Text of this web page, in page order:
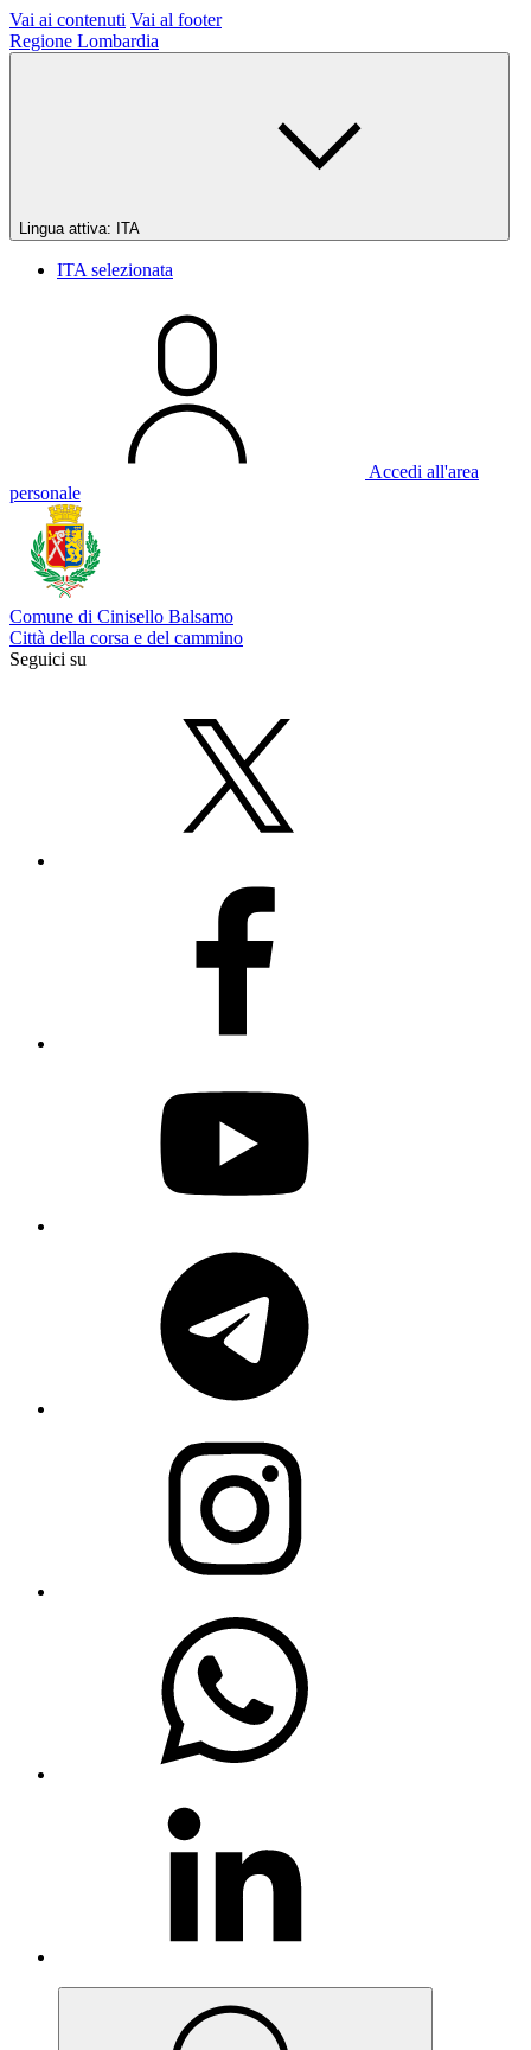
Vai ai contenuti Vai al footer
Regione Lombardia
Lingua attiva: ITA
ITA selezionata
Accedi all'area
personale
Comune di Cinisello Balsamo
Città della corsa e del cammino
Seguici su